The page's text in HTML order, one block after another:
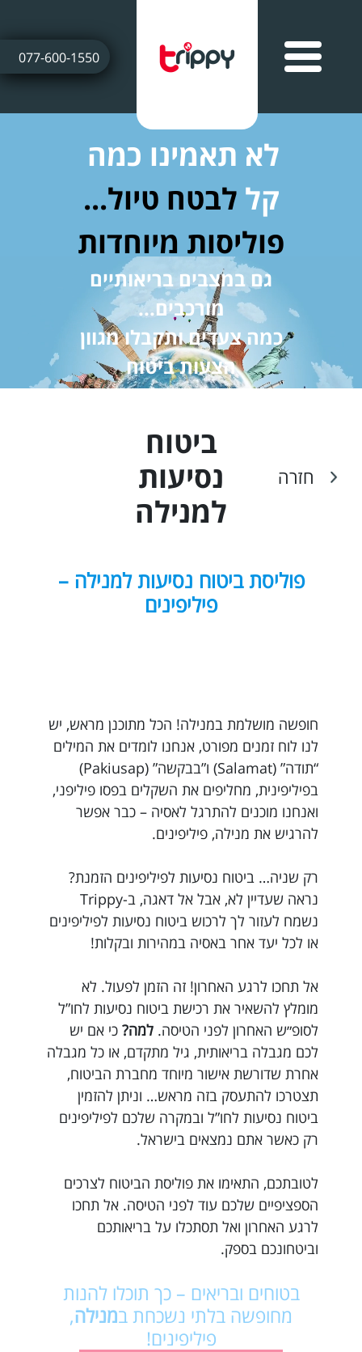
077-600-1550
לא תאמינו כמה
קל לבטח טיול...
פוליסות מיוחדות
גם במצבים בריאותיים
מורכבים...
כמה צעדים ותקבלו מגוון
הצעות ביטוח
חזרה
ביטוח
נסיעות
למנילה
פוליסת ביטוח נסיעות למנילה –
פיליפינים
חופשה מושלמת במנילה! הכל מתוכנן מראש, יש
לנו לוח זמנים מפורט, אנחנו לומדים את המילים
“תודה” (Salamat) ו”בבקשה” (Pakiusap)
בפיליפינית, מחליפים את השקלים בפסו פיליפני,
ואנחנו מוכנים להתרגל לאסיה – כבר אפשר
להרגיש את מנילה, פיליפינים.
רק שניה… ביטוח נסיעות לפיליפינים הזמנת?
נראה שעדיין לא, אבל אל דאגה, ב-Trippy
נשמח לעזור לך לרכוש ביטוח נסיעות לפיליפינים
או לכל יעד אחר באסיה במהירות ובקלות!
אל תחכו לרגע האחרון! זה הזמן לפעול. לא
מומלץ להשאיר את רכישת ביטוח נסיעות לחו”ל
לסופ״ש האחרון לפני הטיסה. למה? כי אם יש
לכם מגבלה בריאותית, גיל מתקדם, או כל מגבלה
אחרת שדורשת אישור מיוחד מחברת הביטוח,
תצטרכו להתעסק בזה מראש… וניתן להזמין
ביטוח נסיעות לחו”ל ובמקרה שלכם לפיליפינים
רק כאשר אתם נמצאים בישראל.
לטובתכם, התאימו את פוליסת הביטוח לצרכים
הספציפיים שלכם עוד לפני הטיסה. אל תחכו
לרגע האחרון ואל תסתכלו על בריאותכם
וביטחונכם בספק.
בטוחים ובריאים – כך תוכלו להנות
מחופשה בלתי נשכחת במנילה,
פיליפינים!